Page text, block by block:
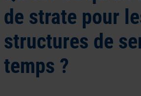
de strate pour
structures de
temps ?